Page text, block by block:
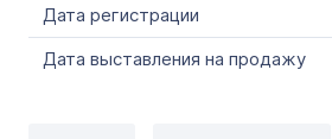
Дата регистрации
Дата выставления на продажу